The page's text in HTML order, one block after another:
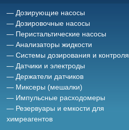
Дозирующие насосы
Дозировочные насосы
Перистальтические насосы
Анализаторы жидкости
Системы дозирования и контроля
Датчики и электроды
Держатели датчиков
Миксеры (мешалки)
Импульсные расходомеры
Резервуары и емкости для
химреагентов